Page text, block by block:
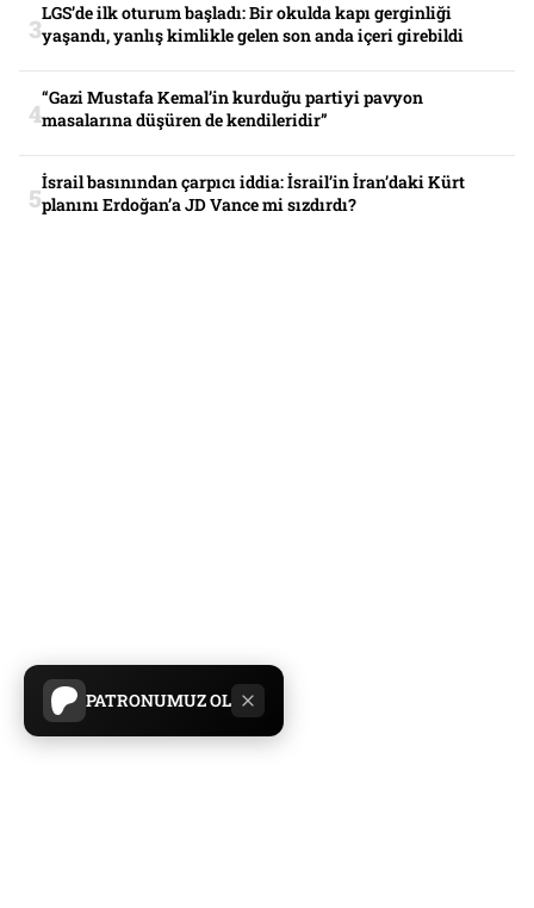
PATRONUMUZ OL
LGS’de ilk oturum başladı: Bir okulda kapı gerginliği
yaşandı, yanlış kimlikle gelen son anda içeri girebildi
“Gazi Mustafa Kemal’in kurduğu partiyi pavyon
masalarına düşüren de kendileridir”
İsrail basınından çarpıcı iddia: İsrail’in İran’daki Kürt
planını Erdoğan’a JD Vance mi sızdırdı?